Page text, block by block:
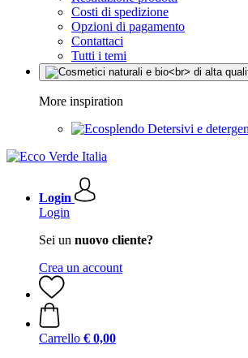
Costi di spedizione
Opzioni di pagamento
Contattaci
Tutti i temi
More inspiration
Detersivi e
Login
Login
Sei un nuovo cliente?
Crea un account
Carrello € 0,00